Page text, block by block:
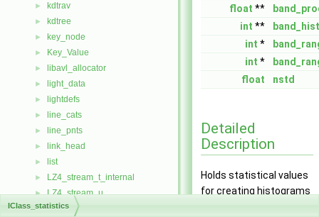
► kdtrav
► kdtree
► key_node
► Key_Value
► libavl_allocator
► light_data
► lightdefs
► line_cats
► line_pnts
► link_head
► list
► LZ4_stream_t_internal
► LZ4_stream_u
► LZ4_streamDecode_t_internal
float **
int **
int *
int *
float
nstd
Detailed
Description
Holds statistical values
for creating histograms
IClass_statistics